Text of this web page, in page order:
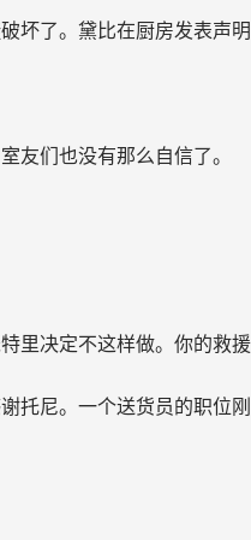
坏了。黛比在厨房发表声
友们也没有那么自信了。
里决定不这样做。你的救
托尼。一个送货员的职位